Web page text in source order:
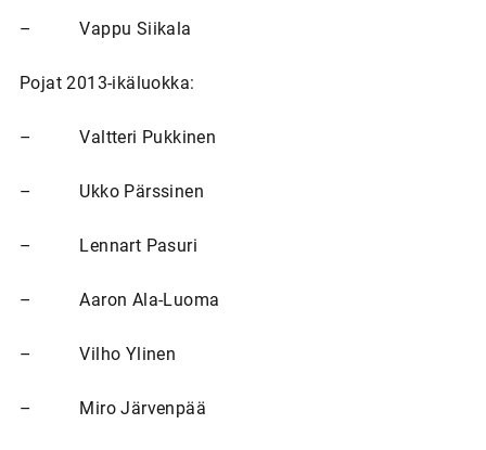
– Vappu Siikala
Pojat 2013-ikäluokka:
– Valtteri Pukkinen
– Ukko Pärssinen
– Lennart Pasuri
– Aaron Ala-Luoma
– Vilho Ylinen
– Miro Järvenpää